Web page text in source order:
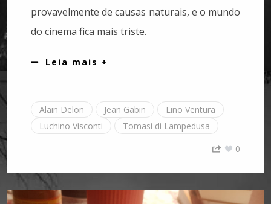
provavelmente de causas naturais, e o mundo
do cinema fica mais triste.
Leia mais +
Alain Delon Jean Gabin
Lino Ventura
Luchino Visconti
Tomasi di Lampedusa
0